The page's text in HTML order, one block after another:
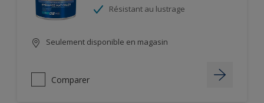
Résistant au lustrage
Seulement disponible en magasin
Comparer